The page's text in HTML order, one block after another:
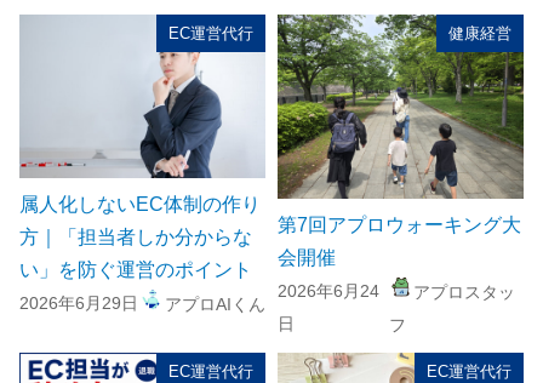
EC運営代行
属人化しないEC体制の作り
方｜「担当者しか分からな
い」を防ぐ運営のポイント
2026年6月29日 アプロAIくん
健康経営
第7回アプロウォーキング大
会開催
2026年6月24
日
アプロスタッ
フ
EC運営代行 EC運営代行